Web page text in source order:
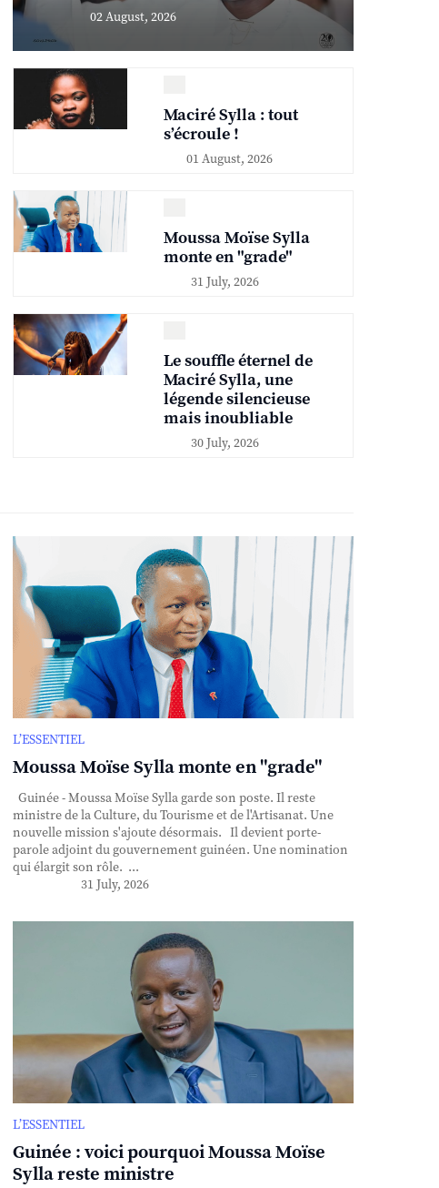
02 August, 2026
Maciré Sylla : tout
s’écroule !
01 August, 2026
Moussa Moïse Sylla
monte en "grade"
31 July, 2026
Le souffle éternel de
Maciré Sylla, une
légende silencieuse
mais inoubliable
30 July, 2026
L’ESSENTIEL
Moussa Moïse Sylla monte en "grade"
Guinée - Moussa Moïse Sylla garde son poste. Il reste
ministre de la Culture, du Tourisme et de l'Artisanat. Une
nouvelle mission s'ajoute désormais. Il devient porte-
parole adjoint du gouvernement guinéen. Une nomination
qui élargit son rôle. ...
31 July, 2026
L’ESSENTIEL
Guinée : voici pourquoi Moussa Moïse
Sylla reste ministre